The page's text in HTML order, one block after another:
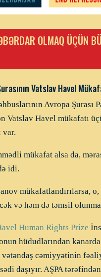
OLMAQ ÜÇÜN
Vatslav Havel
Avropa Şurası
Vatslav Havel mükafatı
var.
mükafat alsa da,
idi.
mükafatlandırılarsa, o,
və həm də təmsil
Human Rights Prize
hüdudlarından
cəmiyyətinin
daşıyır. AŞPA